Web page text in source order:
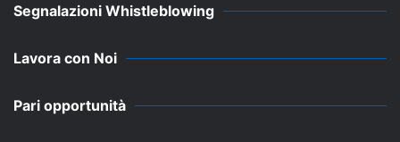
Segnalazioni Whistleblowing
Lavora con Noi
Pari opportunità